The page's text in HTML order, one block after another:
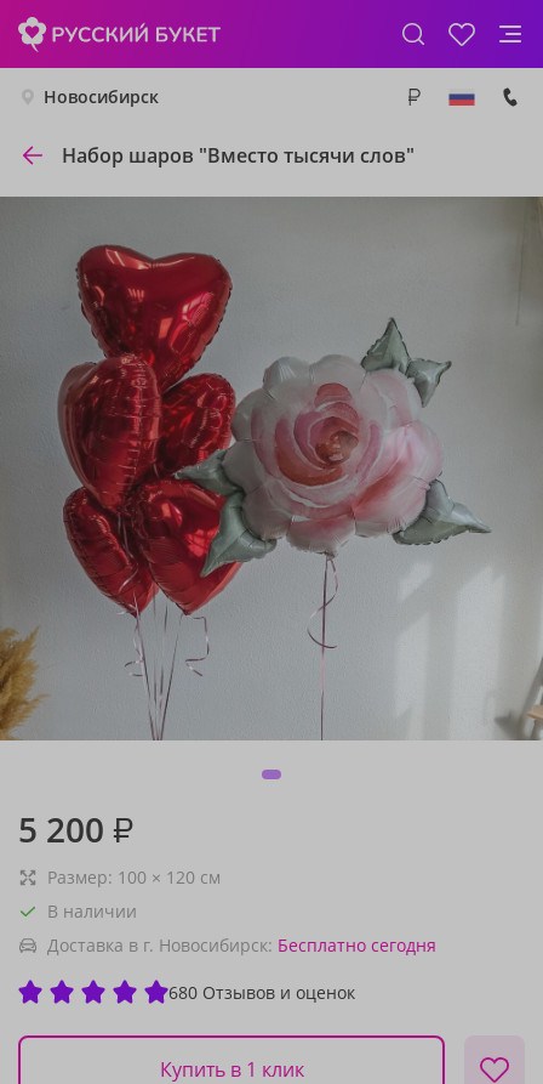
Новосибирск
Набор шаров "Вместо тысячи слов"
5 200 ₽
Размер: 100 × 120 см
В наличии
Доставка в г. Новосибирск: Бесплатно сегодня
680 Отзывов и оценок
Купить в 1 клик